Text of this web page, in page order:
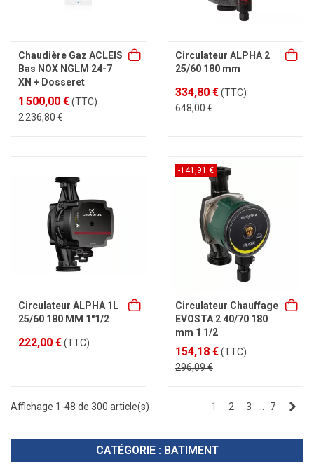
Chaudière Gaz ACLEIS
Bas NOX NGLM 24-7
XN + Dosseret
1 500,00 €(TTC)
2 236,80 €
Circulateur ALPHA 2
25/60 180 mm
334,80 €(TTC)
648,00 €
Circulateur ALPHA 1L
25/60 180 MM 1"1/2
222,00 €(TTC)
-141,91 €
Circulateur Chauffage
EVOSTA 2 40/70 180
mm 1 1/2
154,18 €(TTC)
296,09 €
Affichage 1-48 de 300 article(s) 1 2 3 7
CATÉGORIE : BATIMENT